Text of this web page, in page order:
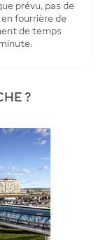
prévu, pas de
fourrière de
de temps
?